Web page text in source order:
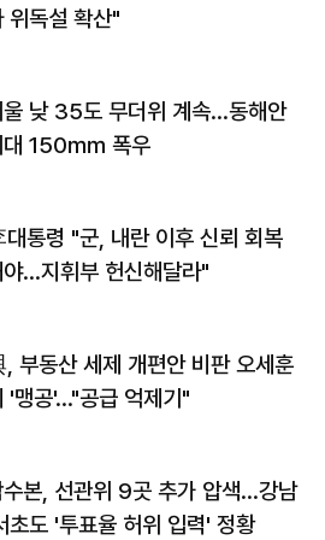
위독설 확산"
울 낮 35도 무더위 계속…동해안
대 150㎜ 폭우
통령 "군, 내란 이후 신뢰 회복
…지휘부 헌신해달라"
부동산 세제 개편안 비판 오세훈
'맹공'…"공급 억제기"
수본, 선관위 9곳 추가 압색…강남
초도 '투표율 허위 입력' 정황